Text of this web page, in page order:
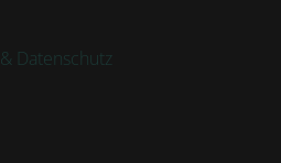
Datenschutz